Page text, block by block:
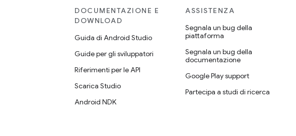
DOCUMENTAZIONE E
DOWNLOAD
Guida di Android Studio
Guide per gli sviluppatori
Riferimenti per le API
Scarica Studio
Android NDK
ASSISTENZA
Segnala un bug della
piattaforma
Segnala un bug della
documentazione
Google Play support
Partecipa a studi di ricerca